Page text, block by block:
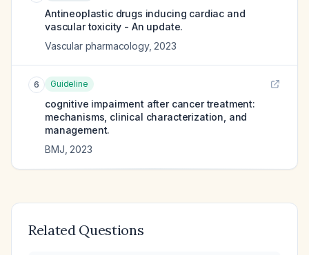
Antineoplastic drugs inducing cardiac and
vascular toxicity - An update.
Vascular pharmacology, 2023
6 Guideline
cognitive impairment after cancer treatment:
mechanisms, clinical characterization, and
management.
BMJ 2023
Related Questions